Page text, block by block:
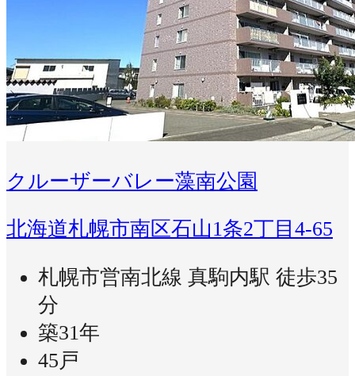
クルーザーバレー藻南公園
北海道札幌市南区石山1条2丁目4-65
札幌市営南北線 真駒内駅 徒歩35
分
築31年
45戸